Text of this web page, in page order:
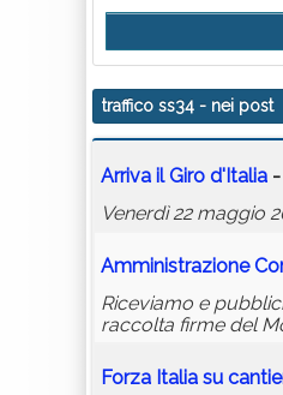
traffico ss34 - nei post
Arriva il Giro d'Italia
Venerdì 22 maggio
Amministrazione
Riceviamo e
raccolta firme del
Forza Italia su